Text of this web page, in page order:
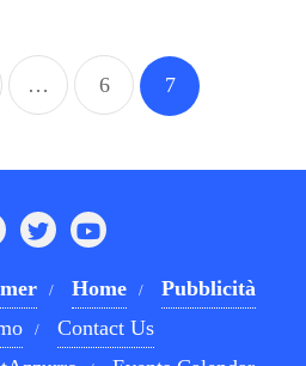
… 6 7
Home
Pubblicità
Contact Us